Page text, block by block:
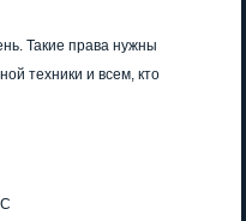
Такие права нужны
техники и всем, кто